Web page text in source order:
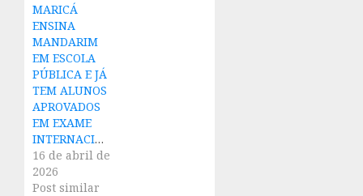
MARICÁ
ENSINA
MANDARIM
EM ESCOLA
PÚBLICA E JÁ
TEM ALUNOS
APROVADOS
EM EXAME
INTERNACIONAL
16 de abril de
2026
Post similar